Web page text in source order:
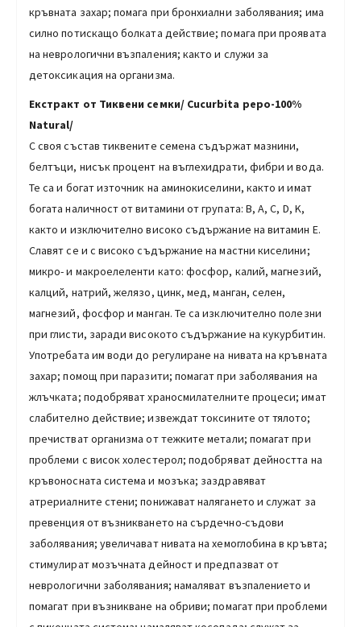
кръвната захар; помага при бронхиални заболявания; има
силно потискащо болката действие; помага при проявата
на неврологични възпаления; както и служи за
детоксикация на организма.
Екстракт от Тиквени семки/ Cucurbita pepo-100%
Natural/
С своя състав тиквените семена съдържат мазнини,
белтъци, нисък процент на въглехидрати, фибри и вода.
Те са и богат източник на аминокиселини, както и имат
богата наличност от витамини от групата: B, A, C, D, K,
както и изключително високо съдържание на витамин E.
Славят се и с високо съдържание на мастни киселини;
микро- и макроелеленти като: фосфор, калий, магнезий,
калций, натрий, желязо, цинк, мед, манган, селен,
магнезий, фосфор и манган. Те са изключително полезни
при глисти, заради високото съдържание на кукурбитин.
Употребата им води до регулиране на нивата на кръвната
захар; помощ при паразити; помагат при заболявания на
жлъчката; подобряват храносмилателните процеси; имат
слабително действие; извеждат токсините от тялото;
пречистват организма от тежките метали; помагат при
проблеми с висок холестерол; подобряват дейността на
кръвоносната система и мозъка; заздравяват
атрериалните стени; понижават налягането и служат за
превенция от възникването на сърдечно-съдови
заболявания; увеличават нивата на хемоглобина в кръвта;
стимулират мозъчната дейност и предпазват от
неврологични заболявания; намаляват възпалението и
помагат при възникване на обриви; помагат при проблеми